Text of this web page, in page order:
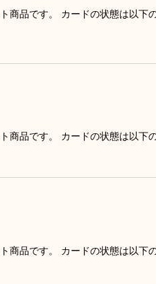
品です。 カードの状態は以下
品です。 カードの状態は以下
品です。 カードの状態は以下